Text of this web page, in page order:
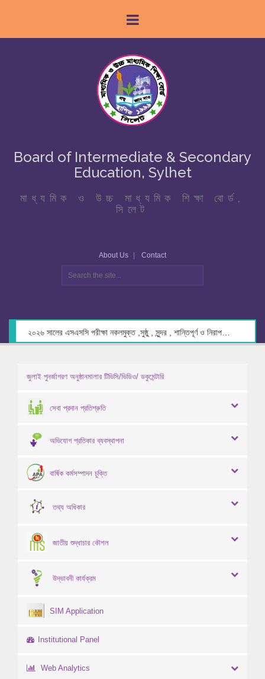
Board of Intermediate & Secondary
Education, Sylhet
মাধ্যমিক ও উচ্চ মাধ্যমিক শিক্ষা বোর্ড,
সিলেট
About Us Contact
জুলাই পুনর্জাগরণ অনুষ্ঠানমালার টিভিসি/ভিডিও/ ডকুমেন্টারি
সেবা প্রদান প্রতিশ্রুতি
অভিযোগ প্রতিকার ব্যবস্থাপনা
বার্ষিক কর্মসম্পাদন চুক্তি
তথ্য অধিকার
জাতীয় শুদ্ধাচার কৌশল
উদ্ভাবনী কার্যক্রম
SIM Application
Institutional Panel
Web Analytics